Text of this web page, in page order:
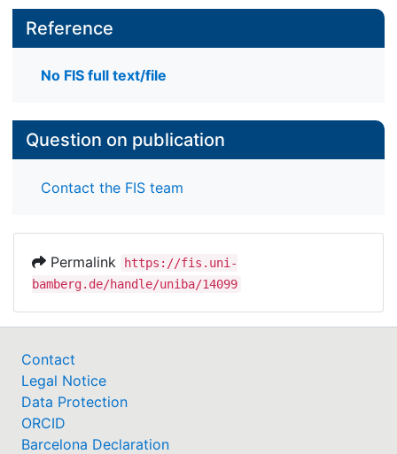
Reference
No FIS full text/file
Question on publication
Contact the FIS team
Permalink
https://fis.uni-
bamberg.de/handle/uniba/14099
Contact
Legal Notice
Data Protection
ORCID
Barcelona Declaration